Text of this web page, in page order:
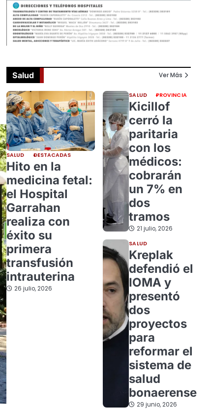
Salud Ver Más
SALUD DESTACADAS
Hito en la
medicina fetal:
el Hospital
Garrahan
realiza con
éxito su
primera
transfusión
intrauterina
26 julio, 2026
SALUD PROVINCIA
Kicillof
cerró la
paritaria
con los
médicos:
cobrarán
un 7% en
dos
tramos
21 julio, 2026
SALUD
Kreplak
defendió el
IOMA y
presentó
dos
proyectos
para
reformar el
sistema de
salud
bonaerense
29 junio, 2026